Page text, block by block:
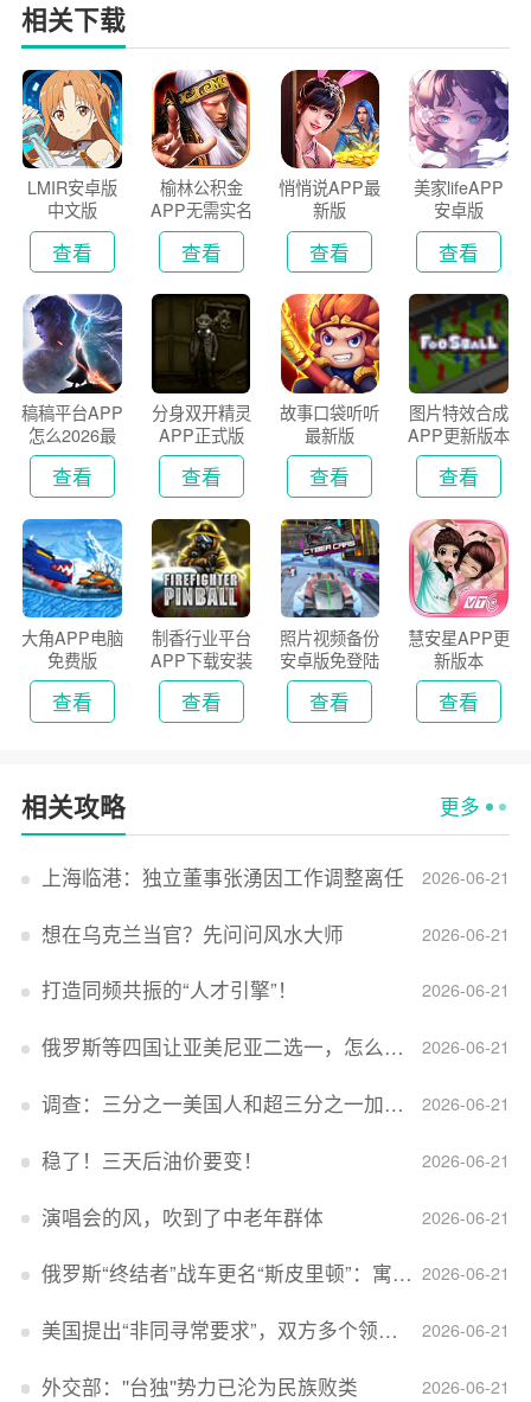
相关下载
LMIR安卓版
中文版
查看
榆林公积金
APP无需实名
认证版
查看
悄悄说APP最
新版
查看
美家lifeAPP
安卓版
查看
稿稿平台APP
怎么2026最
新版
查看
分身双开精灵
APP正式版
查看
故事口袋听听
最新版
查看
图片特效合成
APP更新版本
2026
查看
大角APP电脑
免费版
查看
制香行业平台
APP下载安装
2026
查看
照片视频备份
安卓版免登陆
版
查看
慧安星APP更
新版本
查看
相关攻略 更多
2026-06-21
上海临港：独立董事张湧因工作调整离任
2026-06-21
想在乌克兰当官？先问问风水大师
2026-06-21
打造同频共振的“人才引擎”！
2026-06-21
俄罗斯等四国让亚美尼亚二选一，怎么回事？
2026-06-21
调查：三分之一美国人和超三分之一加拿大人感到经济压力
2026-06-21
稳了！三天后油价要变！
2026-06-21
演唱会的风，吹到了中老年群体
2026-06-21
俄罗斯“终结者”战车更名“斯皮里顿”：寓意强大可靠，彰显俄精神力量
2026-06-21
美国提出“非同寻常要求”，双方多个领域分歧依旧，印美贸易谈判进入“关键阶段”
2026-06-21
外交部：''台独''势力已沦为民族败类